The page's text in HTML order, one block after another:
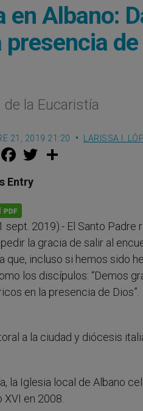
en Albano:
presencia de
de la Eucaristía
21, 2019 21:20 LARISSA I.
M
e
F
a
e
b
o
k
w
Entry
sept. 2019).­- El Santo
la gracia de salir al
que, incluso si hemos sido
los discípulos: “Demos
en la presencia de Dios”.
a la ciudad y diócesis
la Iglesia local de Albano
en 2008.